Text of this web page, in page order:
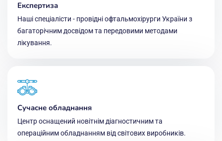
Експертиза
Наші спеціалісти - провідні офтальмохірурги України з
багаторічним досвідом та передовими методами
лікування.
Сучасне обладнання
Центр оснащений новітнім діагностичним та
операційним обладнанням від світових виробників.